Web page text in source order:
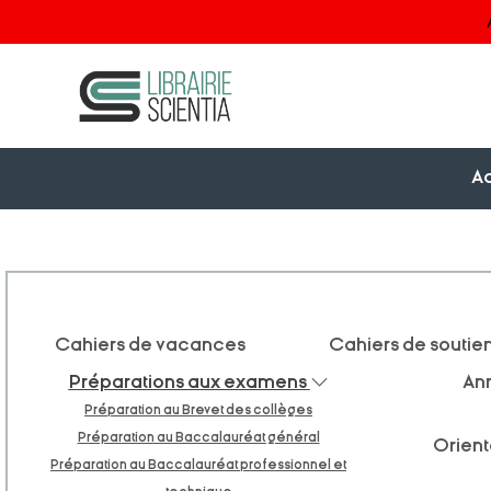
Cahiers de vacances
Cahiers de
Préparations aux examens
Préparation au Brevet des collèges
Préparation au Baccalauréat général
Préparation au Baccalauréat professionnel et